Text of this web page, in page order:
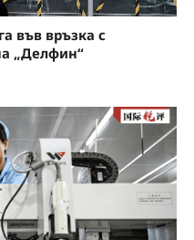
във връзка с
„Делфин“